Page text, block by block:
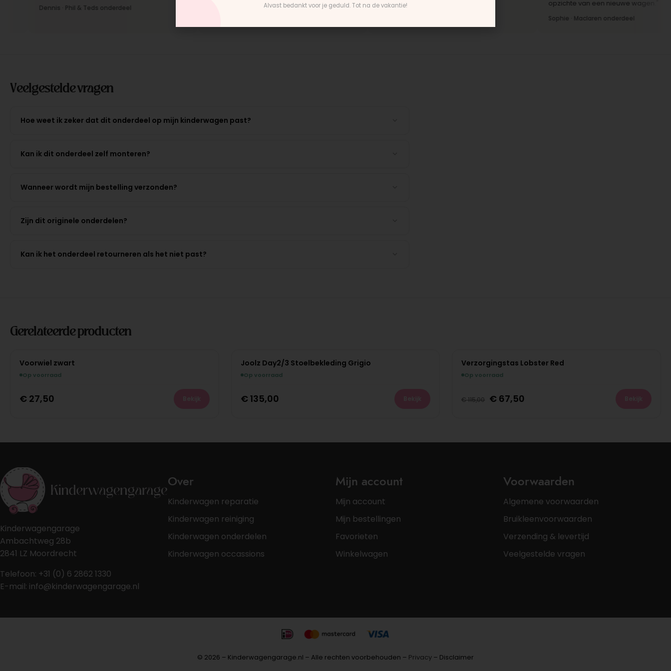
Dennis · Phil & Teds onderdeel Anne · Mountain Buggy wiel Rick · Bugaboo onderdeel
opzichte van een nieuwe wagen."
Sophie · Maclaren onderdeel
Veelgestelde vragen
Hoe weet ik zeker dat dit onderdeel op mijn kinderwagen past?
Kan ik dit onderdeel zelf monteren?
Wanneer wordt mijn bestelling verzonden?
Zijn dit originele onderdelen?
Kan ik het onderdeel retourneren als het niet past?
Gerelateerde producten
Voorwiel zwart
Op voorraad
€ 27,50
Joolz Day2/3 Stoelbekleding Grigio
Op voorraad
€ 135,00
Verzorgingstas Lobster Red
Op voorraad
€115,00 € 67,50
Kinderwagengarage
Ambachtweg 28b
2841 LZ Moordrecht
Telefoon: +31 (0) 6 2862 1330
E-mail: info@kinderwagengarage.nl
Over
Kinderwagen reparatie
Kinderwagen reiniging
Kinderwagen onderdelen
Kinderwagen occassions
Mijn account
Mijn account
Mijn bestellingen
Favorieten
Winkelwagen
Voorwaarden
Algemene voorwaarden
Bruikleenvoorwaarden
Verzending & levertijd
Veelgestelde vragen
© 2026 – Kinderwagengarage.nl – Alle rechten voorbehouden – Privacy – Disclaimer
Alvast bedankt voor je geduld. Tot na de vakantie!